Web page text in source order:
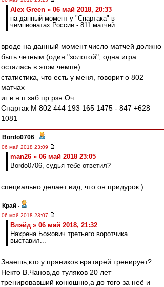
Alex Green » 06 май 2018, 20:33
на данный момент у "Спартака" в
чемпионатах России - 811 матчей
вроде на данный момент число матчей должно
быть четным (один "золотой", одна игра
осталась в этом чемпе)
статистика, что есть у меня, говорит о 802
матчах
иг в н п заб пр рзн Оч
Спартак М 802 444 193 165 1475 - 847 +628
1081
Bordo0706 -
06 май 2018 23:09
man26 » 06 май 2018 23:05
Bordo0706, судья тебе ответил?
специально делает вид, что он придурок:)
Край -
06 май 2018 23:07
Влэйд » 06 май 2018, 21:32
Нахрена Божович третьего воротчика
выставил...
Знаешь,кто у пряников вратарей тренирует?
Некто В.Чанов,до туляков 20 лет
тренировавший конюшню,а до того за неё и